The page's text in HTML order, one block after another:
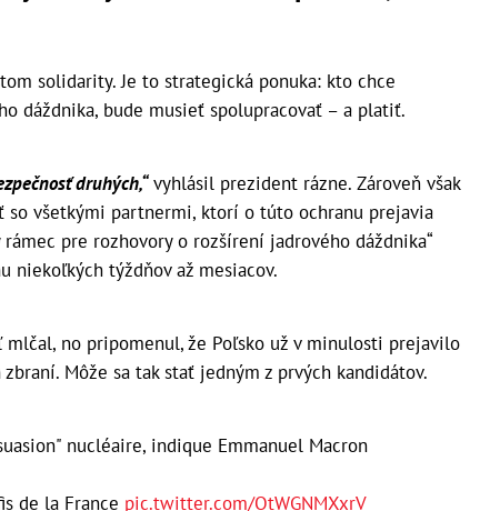
solidarity. Je to strategická ponuka: kto chce
dáždnika, bude musieť spolupracovať – a platiť.
druhých,“vyhlásil prezident rázne. Zároveň však
so všetkými partnermi, ktorí o túto ochranu prejavia
pre rozhovory o rozšírení jadrového dáždnika“
niekoľkých týždňov až mesiacov.
no pripomenul, že Poľsko už v minulosti prejavilo
Môže sa tak stať jedným z prvých kandidátov.
nucléaire, indique Emmanuel Macron
de la France pic.twitter.com/OtWGNMXxrV